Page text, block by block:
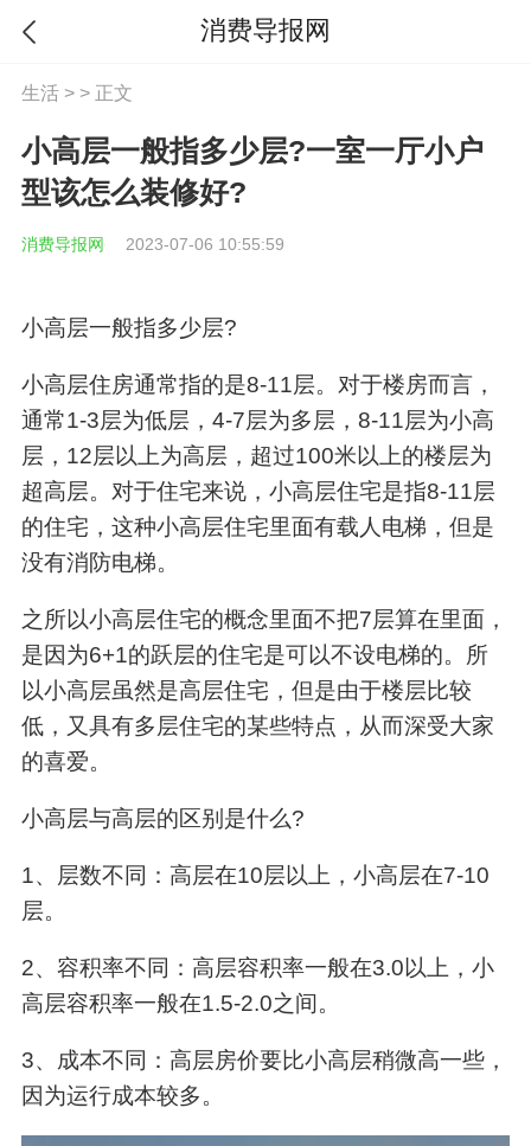
消费导报网
生活> > 正文
小高层一般指多少层?一室一厅小户
型该怎么装修好?
消费导报网 2023-07-06 10:55:59
小高层一般指多少层?
小高层住房通常指的是8-11层。对于楼房而言，
通常1-3层为低层，4-7层为多层，8-11层为小高
层，12层以上为高层，超过100米以上的楼层为
超高层。对于住宅来说，小高层住宅是指8-11层
的住宅，这种小高层住宅里面有载人电梯，但是
没有消防电梯。
之所以小高层住宅的概念里面不把7层算在里面，
是因为6+1的跃层的住宅是可以不设电梯的。所
以小高层虽然是高层住宅，但是由于楼层比较
低，又具有多层住宅的某些特点，从而深受大家
的喜爱。
小高层与高层的区别是什么?
1、层数不同：高层在10层以上，小高层在7-10
层。
2、容积率不同：高层容积率一般在3.0以上，小
高层容积率一般在1.5-2.0之间。
3、成本不同：高层房价要比小高层稍微高一些，
因为运行成本较多。